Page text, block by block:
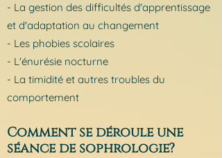
- La gestion des difficultés d'apprentissage
et d'adaptation au changement
- Les phobies scolaires
- L'énurésie nocturne
- La timidité et autres troubles du
comportement
Comment se déroule une
séance de sophrologie?